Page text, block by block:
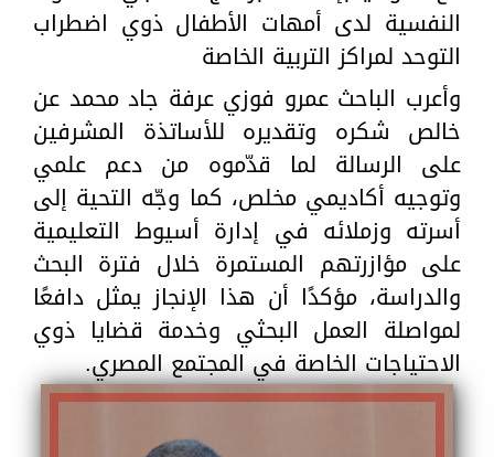
النفسية لدى أمهات الأطفال ذوي اضطراب
التوحد لمراكز التربية الخاصة
وأعرب الباحث عمرو فوزي عرفة جاد محمد عن
خالص شكره وتقديره للأساتذة المشرفين
على الرسالة لما قدّموه من دعم علمي
وتوجيه أكاديمي مخلص، كما وجّه التحية إلى
أسرته وزملائه في إدارة أسيوط التعليمية
على مؤازرتهم المستمرة خلال فترة البحث
والدراسة، مؤكدًا أن هذا الإنجاز يمثل دافعًا
لمواصلة العمل البحثي وخدمة قضايا ذوي
الاحتياجات الخاصة في المجتمع المصري.